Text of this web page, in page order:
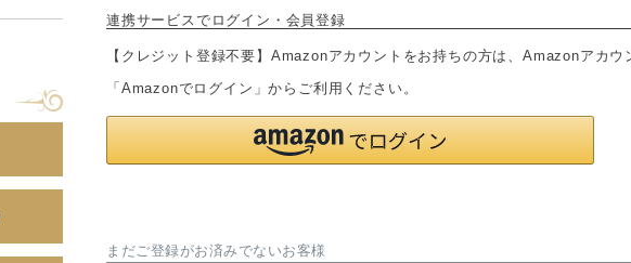
連携サービスでログイン・会員登録
【クレジット登録不要】Amazonアカウントをお持ちの方は、Amazonアカウ
「Amazonでログイン」からご利用ください。
まだご登録がお済みでないお客様